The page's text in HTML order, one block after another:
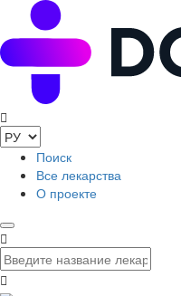
Поиск
Все лекарства
О проекте